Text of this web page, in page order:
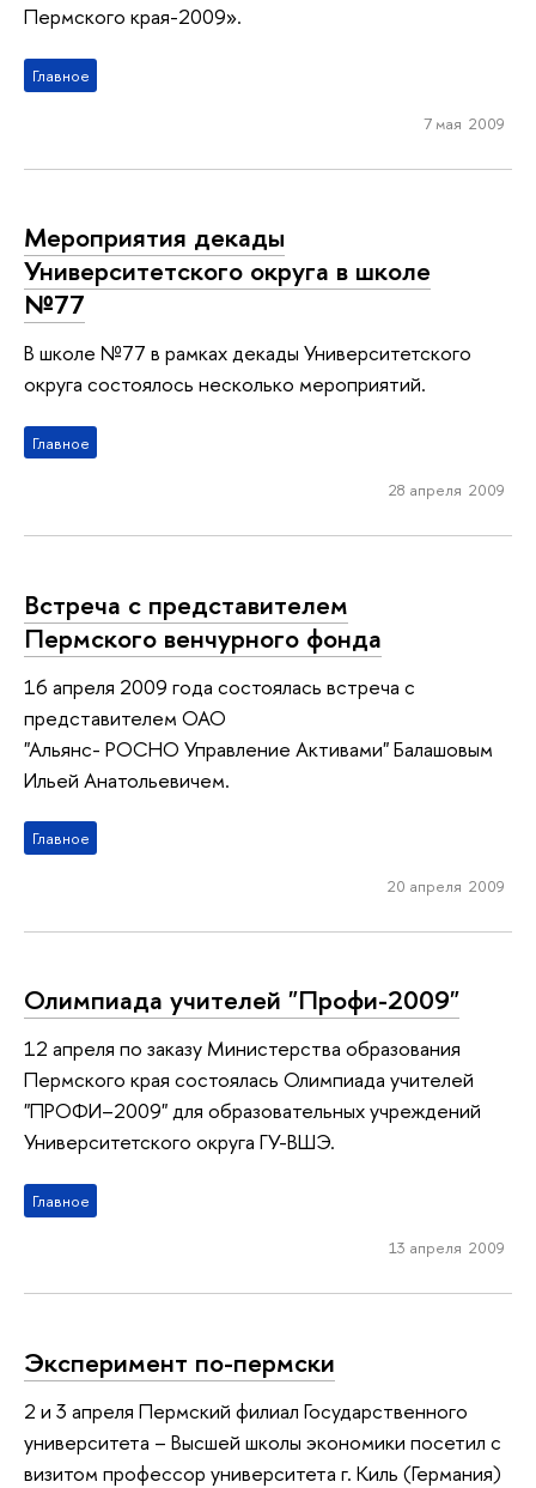
Пермского края-2009».
Главное
7 мая 2009
Мероприятия декады
Университетского округа в школе
№77
В школе №77 в рамках декады Университетского
округа состоялось несколько мероприятий.
Главное
28 апреля 2009
Встреча с представителем
Пермского венчурного фонда
16 апреля 2009 года состоялась встреча с
представителем ОАО
"Альянс- РОСНО Управление Активами" Балашовым
Ильей Анатольевичем.
Главное
20 апреля 2009
Олимпиада учителей "Профи-2009"
12 апреля по заказу Министерства образования
Пермского края состоялась Олимпиада учителей
"ПРОФИ–2009" для образовательных учреждений
Университетского округа ГУ-ВШЭ.
Главное
13 апреля 2009
Эксперимент по-пермски
2 и 3 апреля Пермский филиал Государственного
университета – Высшей школы экономики посетил с
визитом профессор университета г. Киль (Германия)